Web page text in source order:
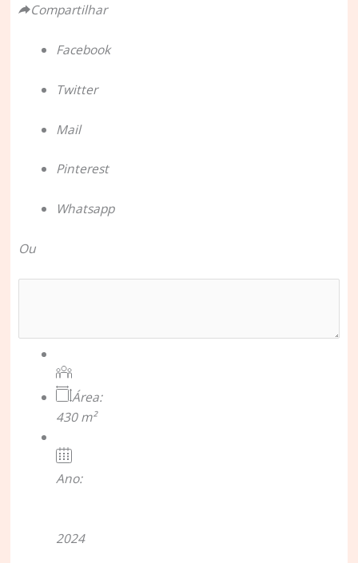
Compartilhar
Facebook
Twitter
Mail
Pinterest
Whatsapp
Ou
Área:
430 m²
Ano:
2024